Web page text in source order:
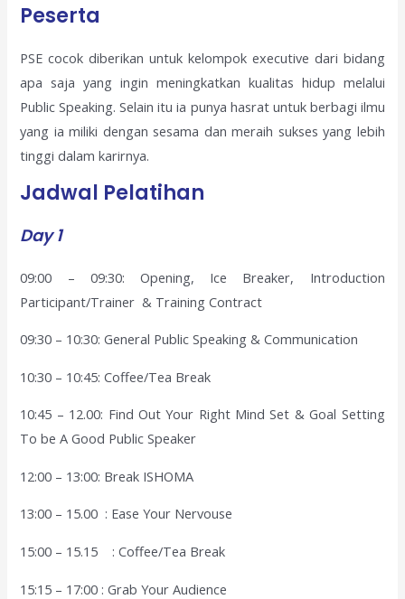
Peserta
PSE cocok diberikan untuk kelompok executive dari bidang
apa saja yang ingin meningkatkan kualitas hidup melalui
Public Speaking. Selain itu ia punya hasrat untuk berbagi ilmu
yang ia miliki dengan sesama dan meraih sukses yang lebih
tinggi dalam karirnya.
Jadwal Pelatihan
Day 1
09:00 – 09:30: Opening, Ice Breaker, Introduction
Participant/Trainer & Training Contract
09:30 – 10:30: General Public Speaking & Communication
10:30 – 10:45: Coffee/Tea Break
10:45 – 12.00: Find Out Your Right Mind Set & Goal Setting
To be A Good Public Speaker
12:00 – 13:00: Break ISHOMA
13:00 – 15.00 : Ease Your Nervouse
15:00 – 15.15 : Coffee/Tea Break
15:15 – 17:00 : Grab Your Audience